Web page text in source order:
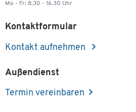
Mo - Fr: 8.30 - 16.30 Uhr
Kontaktformular
Kontakt aufnehmen
Außendienst
Termin vereinbaren